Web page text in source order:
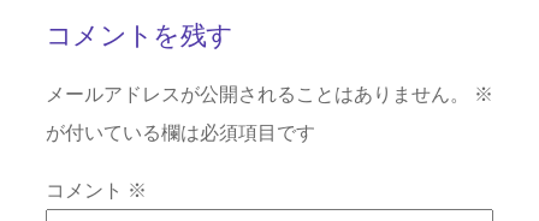
コメントを残す
メールアドレスが公開されることはありません。
※
が付いている欄は必須項目です
コメント ※